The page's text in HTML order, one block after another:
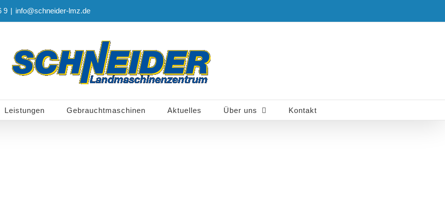
9 | info@schneider-lmz.de
Leistungen Gebrauchtmaschinen Aktuelles Über uns Kontakt